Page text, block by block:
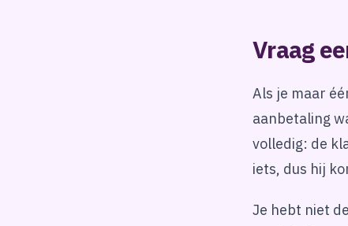
Vraag
Als je maar
aanbetaling
volledig: de
iets, dus hij
Je hebt niet